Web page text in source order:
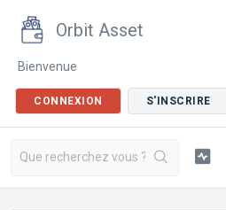
Orbit Asset
Bienvenue
CONNEXION S'INSCRIRE